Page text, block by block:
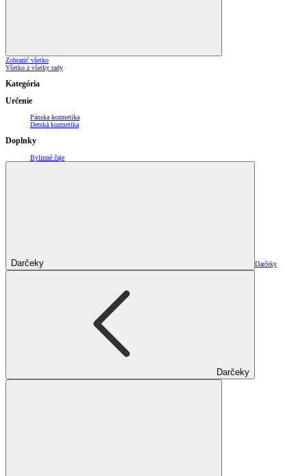
Zobraziť všetko
Všetko z všetky rady
Kategória
Určenie
Pánska kozmetika
Detská kozmetika
Doplnky
Bylinné čaje
Darčeky Darčeky
Darčeky